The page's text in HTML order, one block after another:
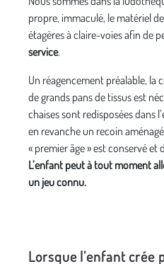
propre, immaculé, le matériel
étagères à claire-voies afin de
service.
Un réagencement préalable, la
de grands pans de tissus est
chaises sont redisposées dans
en revanche un recoin
« premier âge » est conservé et
L’enfant peut à tout moment
un jeu connu.
Lorsque l’enfant crée